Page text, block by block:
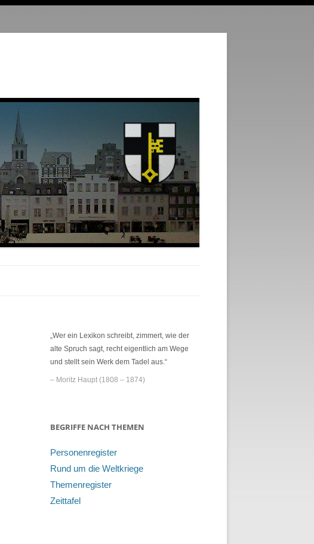
„Wer ein Lexikon schreibt, zimmert, wie der
alte Spruch sagt, recht eigentlich am Wege
und stellt sein Werk dem Tadel aus.“
– Moritz Haupt (1808 – 1874)
BEGRIFFE NACH THEMEN
Personenregister
Rund um die Weltkriege
Themenregister
Zeittafel